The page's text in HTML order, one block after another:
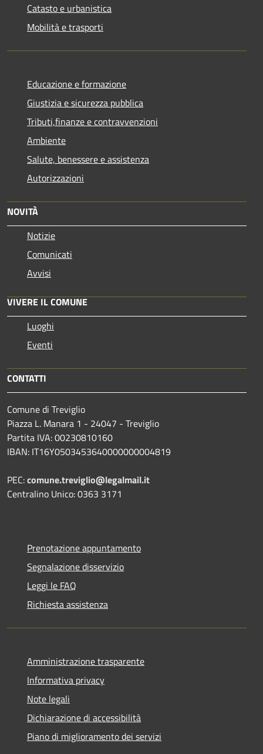
Catasto e urbanistica
Mobilità e trasporti
Educazione e formazione
Giustizia e sicurezza pubblica
Tributi,finanze e contravvenzioni
Ambiente
Salute, benessere e assistenza
Autorizzazioni
NOVITÀ
Notizie
Comunicati
Avvisi
VIVERE IL COMUNE
Luoghi
Eventi
CONTATTI
Comune di Treviglio
Piazza L. Manara 1 - 24047 - Treviglio
Partita IVA: 00230810160
IBAN: IT16Y0503453640000000004819
PEC:comune.treviglio@legalmail.it
Centralino Unico: 0363 3171
Prenotazione appuntamento
Segnalazione disservizio
Leggi le FAQ
Richiesta assistenza
Amministrazione trasparente
Informativa privacy
Note legali
Dichiarazione di accessibilità
Piano di miglioramento dei servizi